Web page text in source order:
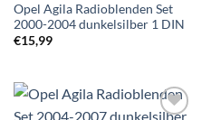
Opel Agila Radioblenden Set
2000-2004 dunkelsilber 1 DIN
€15,99